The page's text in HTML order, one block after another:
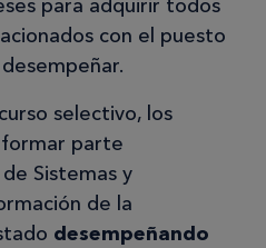
para adquirir todos
con el puesto
selectivo, los
formar parte
Sistemas y
de la
desempeñando